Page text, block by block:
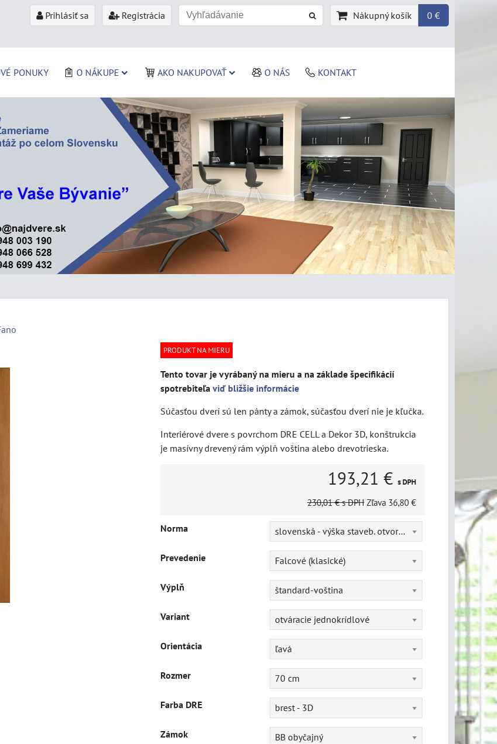
Prihlásiť sa Registrácia Nákupný košík 0 €
PONUKY O NÁKUPE AKO NAKUPOVAŤ O NÁS KONTAKT
PRODUKT NA MIERU
Tento tovar je vyrábaný na mieru a na základe špecifikácií
spotrebiteľa viď bližšie informácie
Súčasťou dverí sú len pánty a zámok, súčasťou dverí nie je kľučka.
Interiérové dvere s povrchom DRE CELL a Dekor 3D, konštrukcia
je masívny drevený rám výplň voština alebo drevotrieska.
193,21 € s DPH
230,01 € s DPH Zľava 36,80 €
Norma slovenská - výška staveb. otvoru = 202 cm
Prevedenie Falcové (klasické)
Výplň štandard-voština
Variant otváracie jednokrídlové
Orientácia ľavá
Rozmer 70 cm
Farba DRE brest - 3D
Zámok BB obyčajný